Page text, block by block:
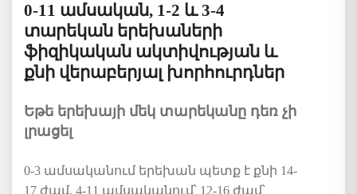
0-11 ամսական, 1-2 և 3-4
տարեկան երեխաների
ֆիզիկական ակտիվության և
քնի վերաբերյալ խորհուրդներ
Եթե երեխայի մեկ տարեկանը դեռ չի
լրացել
0-3 ամսականում երեխան պետք է քնի 14-
17 ժամ, 4-11 ամսականում՝ 12-16 ժամ՝